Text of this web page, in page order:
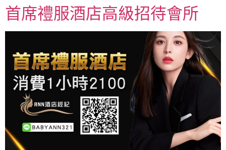
首席禮服酒店高級招待會所